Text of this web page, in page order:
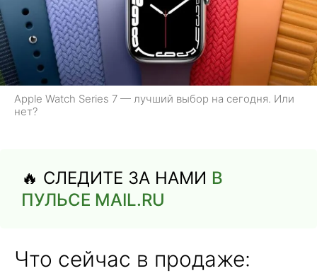
Apple Watch Series 7 — лучший выбор на сегодня. Или
нет?
🔥 СЛЕДИТЕ ЗА НАМИ В
ПУЛЬСЕ MAIL.RU
Что сейчас в продаже: